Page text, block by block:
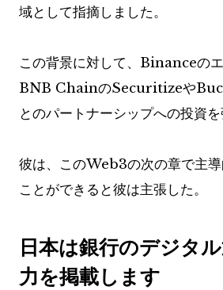
域として指摘しました。
この背景に対して、Binanceのエ
BNB ChainのSecuritizeや
とのパートナーシップへの投資を
彼は、このWeb3の次の章で主
ことができると彼は主張した。
日本は銀行のデジタ
力を掲載します